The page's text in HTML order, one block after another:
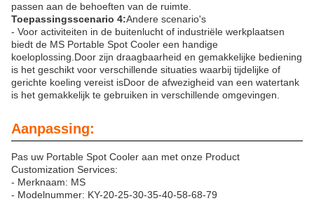
passen aan de behoeften van de ruimte.
Toepassingsscenario 4:Andere scenario's
- Voor activiteiten in de buitenlucht of industriële werkplaatsen
biedt de MS Portable Spot Cooler een handige
koeloplossing.Door zijn draagbaarheid en gemakkelijke bediening
is het geschikt voor verschillende situaties waarbij tijdelijke of
gerichte koeling vereist isDoor de afwezigheid van een watertank
is het gemakkelijk te gebruiken in verschillende omgevingen.
Aanpassing:
Pas uw Portable Spot Cooler aan met onze Product
Customization Services:
- Merknaam: MS
- Modelnummer: KY-20-25-30-35-40-58-68-79